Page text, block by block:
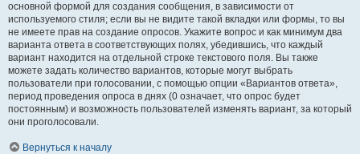
основной формой для создания сообщения, в зависимости от
используемого стиля; если вы не видите такой вкладки или формы, то вы
не имеете прав на создание опросов. Укажите вопрос и как минимум два
варианта ответа в соответствующих полях, убедившись, что каждый
вариант находится на отдельной строке текстового поля. Вы также
можете задать количество вариантов, которые могут выбрать
пользователи при голосовании, с помощью опции «Вариантов ответа»,
период проведения опроса в днях (0 означает, что опрос будет
постоянным) и возможность пользователей изменять вариант, за который
они проголосовали.
Вернуться к началу